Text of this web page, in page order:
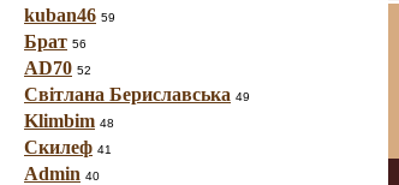
kuban46 59
Брат 56
AD70 52
Світлана Бериславська 49
Klimbim 48
Скилеф 41
Admin 40